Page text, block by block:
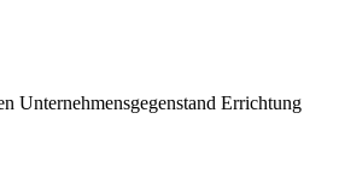
Unternehmensgegenstand Errichtung